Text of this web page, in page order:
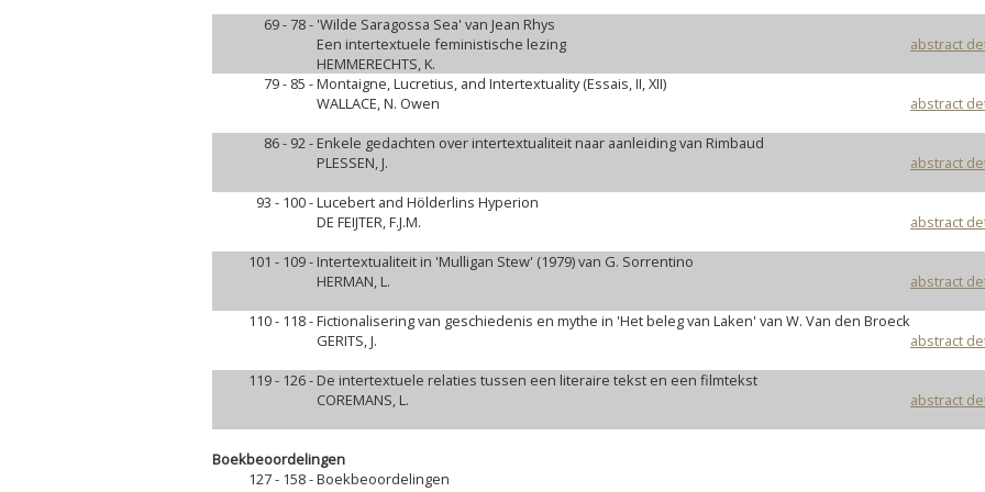
69 - 78 - 'Wilde Saragossa Sea' van Jean Rhys
Een intertextuele feministische lezing
HEMMERECHTS, K.
abstract
79 - 85 -Montaigne, Lucretius, and Intertextuality (Essais, II, XII)
WALLACE, N. Owen
abstract
86 - 92 - Enkele gedachten over intertextualiteit naar aanleiding van Rimbaud
PLESSEN, J.
abstract
93 - 100 -Lucebert and Hölderlins Hyperion
DE FEIJTER, F.J.M.
abstract
101 - 109 - Intertextualiteit in 'Mulligan Stew' (1979) van G. Sorrentino
HERMAN, L.
abstract
110 - 118 -Fictionalisering van geschiedenis en mythe in 'Het beleg van Laken' van W. Van den Broeck
GERITS, J.
abstract
119 - 126 - De intertextuele relaties tussen een literaire tekst en een filmtekst
COREMANS, L.
abstract
Boekbeoordelingen
127 - 158 -Boekbeoordelingen